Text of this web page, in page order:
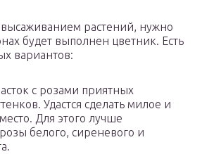
растений, нужно
будет выполнен цветник. Есть
вариантов:
с розами приятных
Удастся сделать милое и
Для этого лучше
белого, сиреневого и